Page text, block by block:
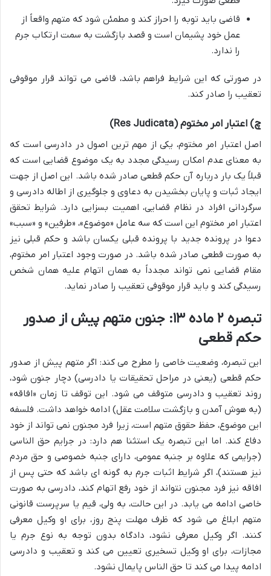
قاضی باید توبه را احراز کند و مطمئن شود که متهم واقعاً از
عمل خود پشیمان است و قصد بازگشت به سمت ارتکاب جرم
را ندارد.
در صورتی که این شرایط فراهم باشد، قاضی می تواند قرار موقوفی
تعقیب را صادر کند.
چ) اعتبار امر مختوم (Res Judicata)
اصل اعتبار امر مختوم، یکی از مهم ترین اصول در دادرسی است که
به معنای عدم امکان رسیدگی مجدد به یک موضوع قضایی است که
قبلاً یک بار درباره آن حکم قطعی صادر شده باشد. این اصل از جهت
ایجاد ثبات و پایان بخشیدن به دعاوی و جلوگیری از اطاله دادرسی و
سرگردانی افراد در نظام قضایی، اهمیت بسزایی دارد. شرایط تحقق
اعتبار امر مختوم این است که سه عامل «موضوع»، «طرفین» و «سبب»
دعوا در پرونده جدید با پرونده قبلی یکسان باشد و حکم قبلی نیز
به صورت قطعی صادر شده باشد. در صورت وجود اعتبار امر مختوم،
مقام قضایی نمی تواند مجدداً به همان اتهام علیه همان شخص
رسیدگی کند و باید قرار موقوفی تعقیب را صادر نماید.
تبصره ۲ ماده ۱۳: جنون متهم پیش از صدور
حکم قطعی
این تبصره، وضعیت خاصی را مطرح می کند: اگر متهم پیش از صدور
حکم قطعی (یعنی در مراحل تحقیقات یا دادرسی) دچار جنون شود،
روند تعقیب و دادرسی متوقف می شود. این توقف تا زمان «افاقه»
(به هوش آمدن و بازگشت سلامت عقل) ادامه خواهد داشت. فلسفه
این موضوع، حفظ حقوق متهم است، زیرا فرد مجنون نمی تواند از خود
دفاع کند. اما این تبصره یک استثنا هم دارد: در جرایم حق الناسی
(جرایمی که علاوه بر جنبه عمومی، دارای جنبه خصوصی و حق مردم
نیز هستند)، اگر شرایط اثبات جرم به گونه ای باشد که حتی پس از
افاقه نیز فرد مجنون نتواند از خود رفع اتهام کند، دادرسی به صورت
خاصی ادامه می یابد. در این حالت، به ولی، قیم یا سرپرست قانونی
متهم ابلاغ می شود که ظرف مهلت پنج روز، برای او وکیل معرفی
کنند. اگر وکیل معرفی نشود، دادگاه بدون توجه به نوع جرم یا
مجازات، برای او وکیل تسخیری تعیین می کند و تعقیب و دادرسی
ادامه پیدا می کند تا حق الناس پایمال نشود.